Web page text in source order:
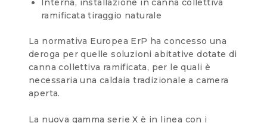
Interna, installazione in canna collettiva
ramificata tiraggio naturale
La normativa Europea ErP ha concesso una
deroga per quelle soluzioni abitative dotate di
canna collettiva ramificata, per le quali è
necessaria una caldaia tradizionale a camera
aperta.
La nuova gamma serie X è in linea con i